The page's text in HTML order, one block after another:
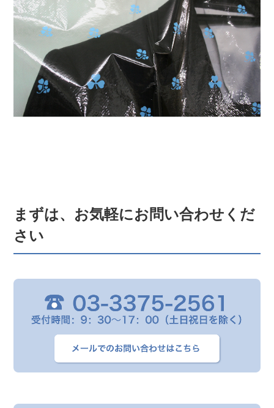
まずは、お気軽にお問い合わせくだ
さい